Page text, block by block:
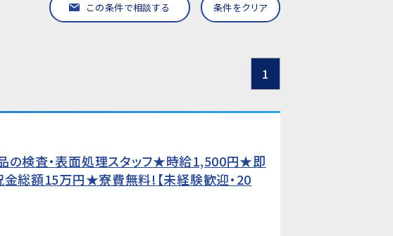
この条件で相談する 条件をクリア
1
の検査・表面処理スタッフ★時給1,500円★即
総額15万円★寮費無料!【未経験歓迎・20